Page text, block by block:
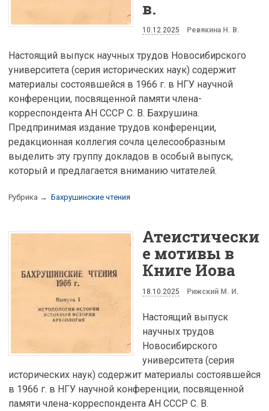
в.
10.12.2025 Ревякина Н. В.
Настоящий выпуск научных трудов Новосибирского
университета (серия исторических наук) содержит
материалы состоявшейся в 1966 г. в НГУ научной
конференции, посвященной памяти члена-
корреспондента АН СССР С. В. Бахрушина.
Предпринимая издание трудов конференции,
редакционная коллегия сочла целесообразным
выделить эту группу докладов в особый выпуск,
который и предлагается вниманию читателей.
Рубрика → Бахрушинские чтения
Атеистически
е мотивы в
Книге Иова
18.10.2025 Рижский М. И.
Настоящий выпуск
научных трудов
Новосибирского
университета (серия
исторических наук) содержит материалы состоявшейся
в 1966 г. в НГУ научной конференции, посвященной
памяти члена-корреспондента АН СССР С. В.